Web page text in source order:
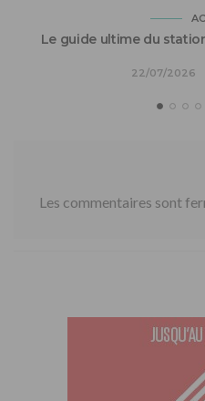
Le guide ultime du
22/07/2026
Les commentaires sont